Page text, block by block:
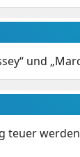
und
teuer werden